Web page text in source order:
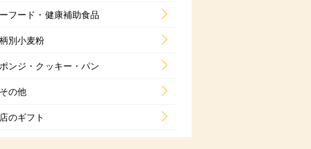
フード・健康補助食品
別小麦粉
ンジ・クッキー・パン
の他
のギフト